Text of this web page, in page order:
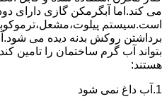
می کند.اما آبگرمکن گازی دارای
است.سیستم
برداشتن روکش بدنه دیده می
بتواند آب گرم ساختمان را تامین
هستند:
1.آب داغ نمی شود